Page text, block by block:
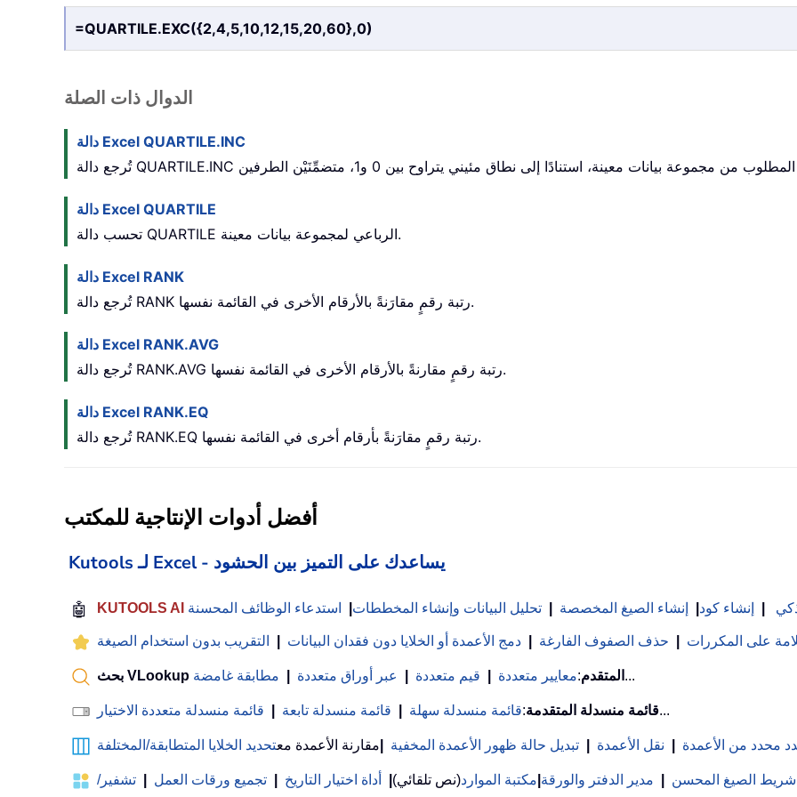
=QUARTILE.EXC({2,4,5,10,12,15,20,60},0)
الدوال ذات الصلة
دالة Excel QUARTILE.INC
تُرجع دالة QUARTILE.INC
دالة Excel QUARTILE
تحسب دالة QUARTILE الرباعي لمجموعة بيانات معينة.
دالة Excel RANK
تُرجع دالة RANK رتبة رقمٍ مقارَنةً بالأرقام الأخرى في القائمة نفسها.
دالة Excel RANK.AVG
تُرجع دالة RANK.AVG رتبة رقمٍ مقارنةً بالأرقام الأخرى في القائمة نفسها.
دالة Excel RANK.EQ
تُرجع دالة RANK.EQ رتبة رقمٍ مقارَنةً بأرقام أخرى في القائمة نفسها.
أفضل أدوات الإنتاجية للمكتب
Kutools لـ Excel - يساعدك على التميز بين الحشود
🤖 إنشاء كود إنشاء الصيغ المخصصة تحليل البيانات وإنشاء المخططات استدعاء الوظائف المحسنة
على المكررات حذف الصفوف الفارغة دمج الأعمدة أو الخلايا دون فقدان البيانات التقريب بدون استخدام الصيغة
بحث VLookup المتقدم:معايير متعددة قيم متعددة عبر أوراق متعددة مطابقة غامضة ...
قائمة منسدلة المتقدمة:قائمة منسدلة سهلة قائمة منسدلة تابعة قائمة منسدلة متعددة الاختيار ...
محدد من الأعمدة نقل الأعمدة تبديل حالة ظهور الأعمدة المخفية مقارنة الأعمدة معتحديد الخلايا المتطابقة/المختلفة
شريط الصيغ المحسن مدير الدفتر والورقة مكتبة الموارد(نص تلقائي) أداة اختيار التاريخ تجميع ورقات العمل تشفير/